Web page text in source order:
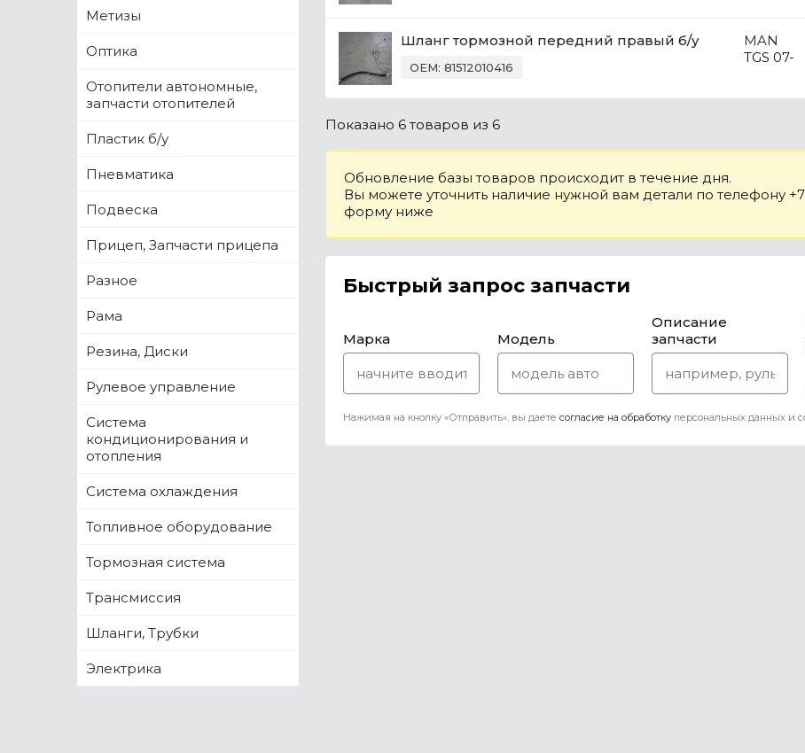
Метизы
Оптика
Отопители автономные,
запчасти отопителей
Пластик б/у
Пневматика
Подвеска
Прицеп, Запчасти прицепа
Разное
Рама
Резина, Диски
Рулевое управление
Система
кондиционирования и
отопления
Система охлаждения
Топливное оборудование
Тормозная система
Трансмиссия
Шланги, Трубки
Электрика
Шланг тормозной передний правый б/у
OEM: 81512010416
MAN
TGS 07-
Показано 6 товаров из 6
Обновление базы товаров происходит в течение дня.
Вы можете уточнить наличие нужной вам детали по телефону
форму ниже
Быстрый запрос запчасти
Марка Модель
Описание
запчасти
Нажимая на кнопку «Отправить», вы даете согласие на обработку персональных данных и